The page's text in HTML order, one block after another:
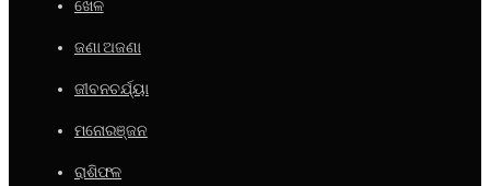
ଖେଳ
ଜଣା ଅଜଣା
ଜୀବନଚର୍ଯ୍ୟା
ମନୋରଞ୍ଜନ
ରାଶିଫଳ